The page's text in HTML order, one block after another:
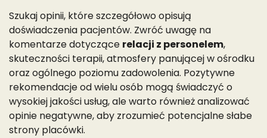
Szukaj opinii, które szczegółowo opisują
doświadczenia pacjentów. Zwróć uwagę na
komentarze dotyczące relacji z personelem,
skuteczności terapii, atmosfery panującej w ośrodku
oraz ogólnego poziomu zadowolenia. Pozytywne
rekomendacje od wielu osób mogą świadczyć o
wysokiej jakości usług, ale warto również analizować
opinie negatywne, aby zrozumieć potencjalne słabe
strony placówki.